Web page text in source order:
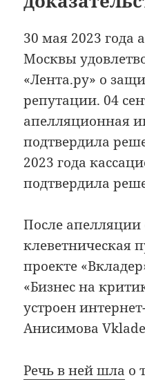
30 мая 2023 года
Москвы
«Лента.ру» о
репутации. 04
апелляционная
подтвердила
2023 года
подтвердила
После апелляции
клеветническая
проекте
«Бизнес на
устроен
Анисимова
Речь в ней шла о